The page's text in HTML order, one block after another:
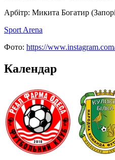
Арбітр: Микита Богатир
Sport Arena
Фото: https://
Календар